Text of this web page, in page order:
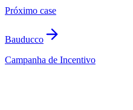
Próximo case
Bauducco
Campanha de Incentivo